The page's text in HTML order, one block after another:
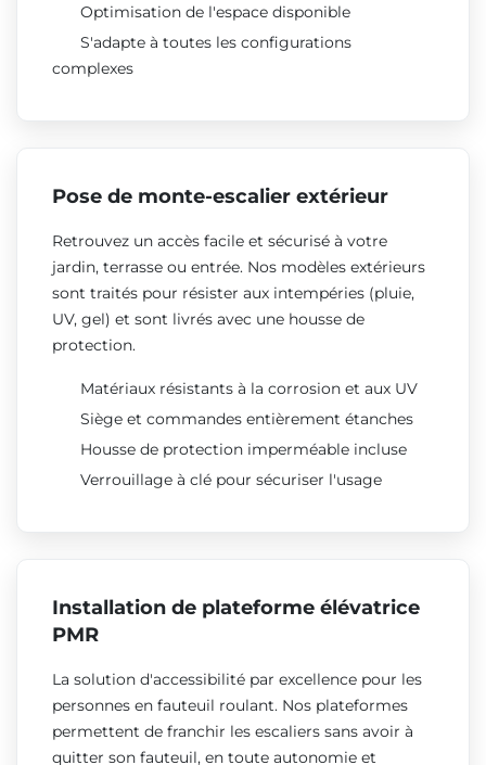
Optimisation de l'espace disponible
S'adapte à toutes les configurations
complexes
Pose de monte-escalier extérieur
Retrouvez un accès facile et sécurisé à votre
jardin, terrasse ou entrée. Nos modèles extérieurs
sont traités pour résister aux intempéries (pluie,
UV, gel) et sont livrés avec une housse de
protection.
Matériaux résistants à la corrosion et aux UV
Siège et commandes entièrement étanches
Housse de protection imperméable incluse
Verrouillage à clé pour sécuriser l'usage
Installation de plateforme élévatrice
PMR
La solution d'accessibilité par excellence pour les
personnes en fauteuil roulant. Nos plateformes
permettent de franchir les escaliers sans avoir à
quitter son fauteuil, en toute autonomie et